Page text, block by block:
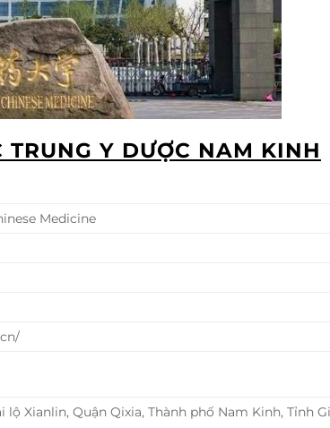
Y DƯỢC NAM KINH
Medicine
lộ Xianlin, Quận Qixia, Thành phố Nam Kinh, Tỉnh